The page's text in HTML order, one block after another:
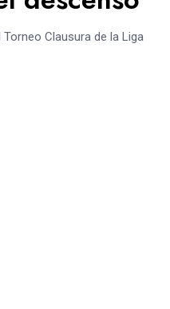
Clausura de la Liga